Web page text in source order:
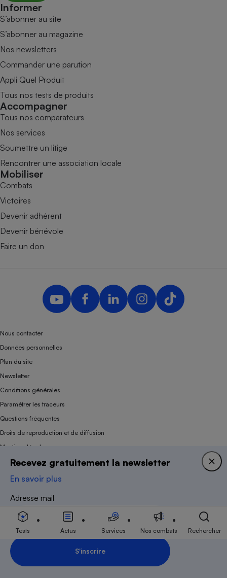
Inscription Newsletter
Recevez gratuitement la newsletter
En savoir plus
Adresse mail
S'inscrire
Informer
S’abonner au site
S’abonner au magazine
Nos newsletters
Commander une parution
Appli Quel Produit
Tous nos tests de produits
Accompagner
Tous nos comparateurs
Nos services
Soumettre un litige
Rencontrer une association locale
Mobiliser
Combats
Victoires
Devenir adhérent
Devenir bénévole
Faire un don
Nous contacter
Données personnelles
Plan du site
Newsletter
Conditions générales
Paramétrer les traceurs
Questions fréquentes
Droits de reproduction et de diffusion
Mentions légales
Panel
Association indépendante de l’État, des syndicats, des producteurs et des
distributeurs depuis 1951.
Tests Actus Services Nos combats Rechercher